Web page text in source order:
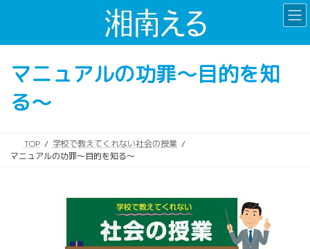
マニュアルの功罪〜目的を知
る〜
TOP
学校で教えてくれない社会の授業
マニュアルの功罪〜目的を知る〜